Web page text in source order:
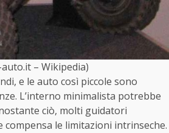
– Wikipedia)
e le auto così piccole sono
L’interno minimalista potrebbe
ciò, molti guidatori
compensa le limitazioni intrinseche.